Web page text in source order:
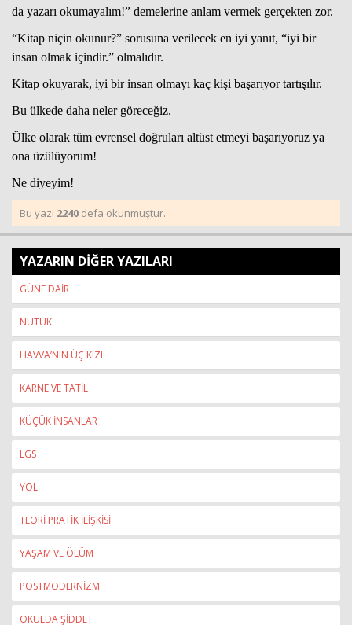
da yazarı okumayalım!” demelerine anlam vermek gerçekten zor.
“Kitap niçin okunur?” sorusuna verilecek en iyi yanıt, “iyi bir
insan olmak içindir.” olmalıdır.
Kitap okuyarak, iyi bir insan olmayı kaç kişi başarıyor tartışılır.
Bu ülkede daha neler göreceğiz.
Ülke olarak tüm evrensel doğruları altüst etmeyi başarıyoruz ya
ona üzülüyorum!
Ne diyeyim!
Bu yazı 2240 defa okunmuştur.
YAZARIN DİĞER YAZILARI
GÜNE DAİR
NUTUK
HAVVA’NIN ÜÇ KIZI
KARNE VE TATİL
KÜÇÜK İNSANLAR
LGS
YOL
TEORİ PRATİK İLİŞKİSİ
YAŞAM VE ÖLÜM
POSTMODERNİZM
OKULDA ŞİDDET